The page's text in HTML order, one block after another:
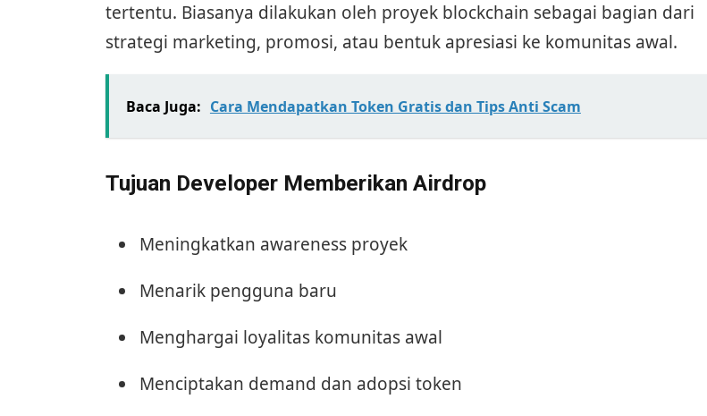
tertentu. Biasanya dilakukan oleh proyek blockchain sebagai bagian dari
strategi marketing, promosi, atau bentuk apresiasi ke komunitas awal.
Baca Juga: Cara Mendapatkan Token Gratis dan Tips Anti Scam
Tujuan Developer Memberikan Airdrop
Meningkatkan awareness proyek
Menarik pengguna baru
Menghargai loyalitas komunitas awal
Menciptakan demand dan adopsi token